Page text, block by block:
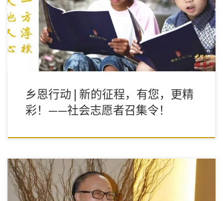
是什么，能让心田时时涌起暖流，能让眼里常常饱含光亮，能让日
子从指尖划过时，可以收获花开的绚烂，果实的香甜。
乡恩行动 | 新的征程，有您，更精
彩！——社会志愿者召集令！